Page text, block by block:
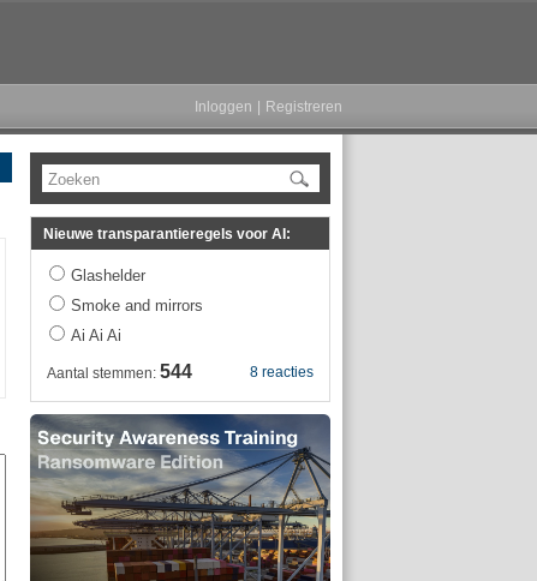
Inloggen Registreren
Zoeken
Nieuwe transparantieregels voor AI:
Glashelder
Smoke and mirrors
Ai Ai Ai
8 reacties
Aantal stemmen: 544